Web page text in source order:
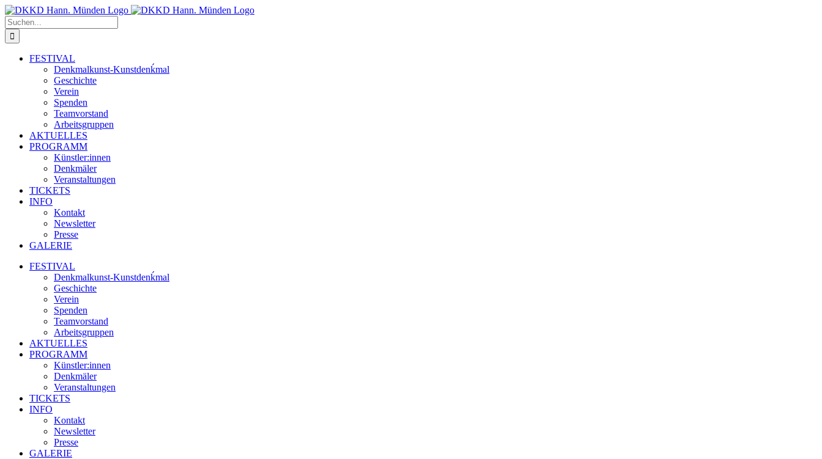
Zum
Inhalt
springen
Suche
nach:
FESTIVAL
Denkmalkunst-Kunstdenḱmal
Geschichte
Verein
Spenden
Teamvorstand
Arbeitsgruppen
AKTUELLES
PROGRAMM
Künstler:innen
Denkmäler
Veranstaltungen
TICKETS
INFO
Kontakt
Newsletter
Presse
GALERIE
FESTIVAL
Denkmalkunst-Kunstdenḱmal
Geschichte
Verein
Spenden
Teamvorstand
Arbeitsgruppen
AKTUELLES
PROGRAMM
Künstler:innen
Denkmäler
Veranstaltungen
TICKETS
INFO
Kontakt
Newsletter
Presse
GALERIE